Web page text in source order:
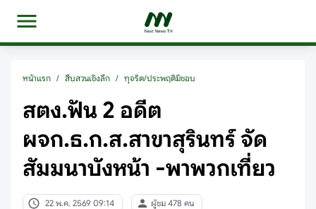
หน้าแรก / สืบสวนเชิงลึก / ทุจริต/ประพฤติมิชอบ
สตง.ฟัน 2 อดีต
ผจก.ธ.ก.ส.สาขาสุรินทร์ จัด
สัมมนาบังหน้า -พาพวกเที่ยว
22 พ.ค. 2569 09:14 ผู้ชม 478 คน